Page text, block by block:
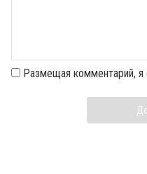
Размещая комментарий,